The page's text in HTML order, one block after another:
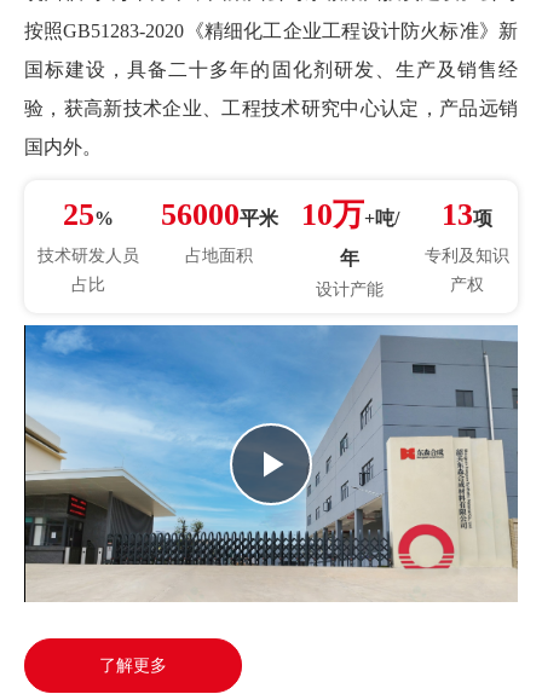
按照GB51283-2020《精细化工企业工程设计防火标准》新
国标建设，具备二十多年的固化剂研发、生产及销售经
验，获高新技术企业、工程技术研究中心认定，产品远销
国内外。
25%
技术研发人员
占比
56000平米
占地面积
10万+吨/
年
设计产能
13项
专利及知识
产权
了解更多
Play
Video